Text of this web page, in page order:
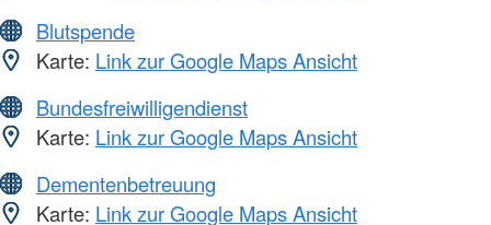
Blutspende
Karte: Link zur Google Maps Ansicht
Bundesfreiwilligendienst
Karte: Link zur Google Maps Ansicht
Dementenbetreuung
Karte: Link zur Google Maps Ansicht